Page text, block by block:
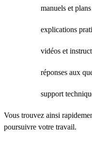
manuels et
explications
vidéos et
réponses aux
support
Vous trouvez ainsi
poursuivre votre travail.